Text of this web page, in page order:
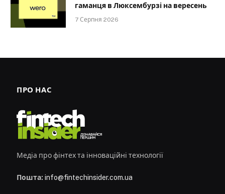
гаманця в Люксембурзі на вересень
7 Серпня 2026
ПРО НАС
Медіа про фінтех та інноваційні технології
Пошта: info@fintechinsider.com.ua